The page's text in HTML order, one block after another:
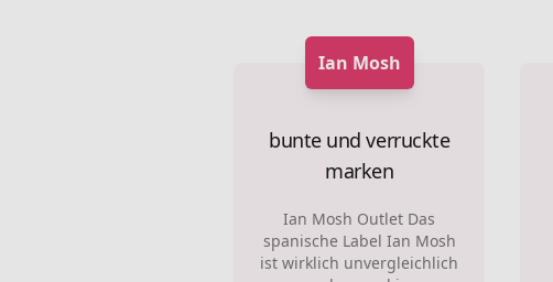
Ian Mosh
bunte und verruckte
marken
Ian Mosh Outlet Das
spanische Label Ian Mosh
ist wirklich unvergleichlich